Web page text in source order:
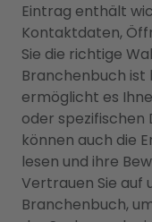
Eintrag enthält
Kontaktdaten,
Sie die richtige
Branchenbuch
ermöglicht es
oder spezifischen
können auch die
lesen und ihre
Vertrauen Sie
Branchenbuch,